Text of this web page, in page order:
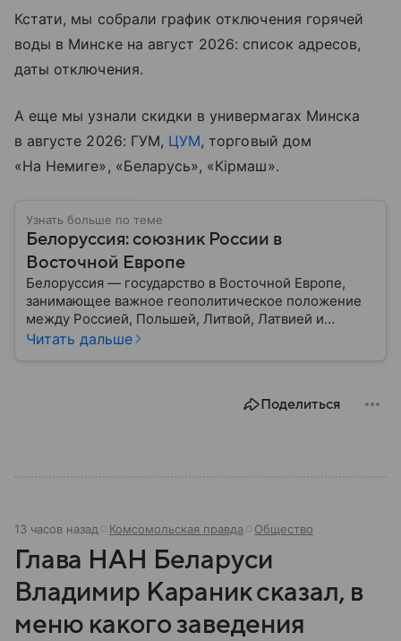
Кстати, мы собрали график отключения горячей
воды в Минске на август 2026: список адресов,
даты отключения.
А еще мы узнали скидки в универмагах Минска
в августе 2026: ГУМ, ЦУМ, торговый дом
«На Немиге», «Беларусь», «Кiрмаш».
Узнать больше по теме
Белоруссия: союзник России в
Восточной Европе
Белоруссия — государство в Восточной Европе,
занимающее важное геополитическое положение
между Россией, Польшей, Литвой, Латвией и
Украиной. Несмотря на свою небольшую
Читать дальше
Поделиться
13 часов назад Комсомольская правда Общество
Глава НАН Беларуси
Владимир Караник сказал, в
меню какого заведения